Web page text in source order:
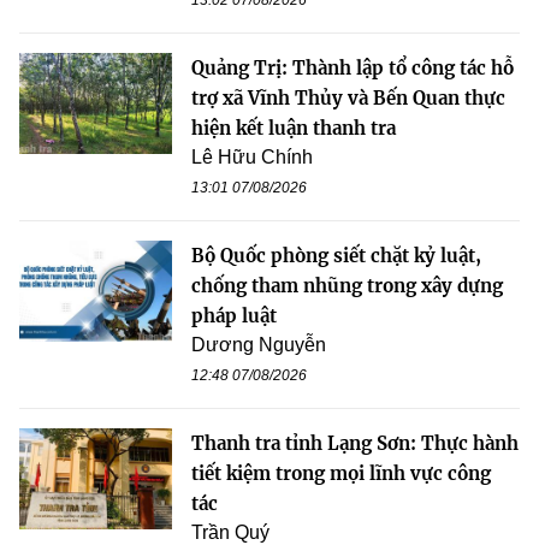
Quảng Trị: Thành lập tổ công tác hỗ
trợ xã Vĩnh Thủy và Bến Quan thực
hiện kết luận thanh tra
Lê Hữu Chính
13:01 07/08/2026
Bộ Quốc phòng siết chặt kỷ luật,
chống tham nhũng trong xây dựng
pháp luật
Dương Nguyễn
12:48 07/08/2026
Thanh tra tỉnh Lạng Sơn: Thực hành
tiết kiệm trong mọi lĩnh vực công
tác
Trần Quý